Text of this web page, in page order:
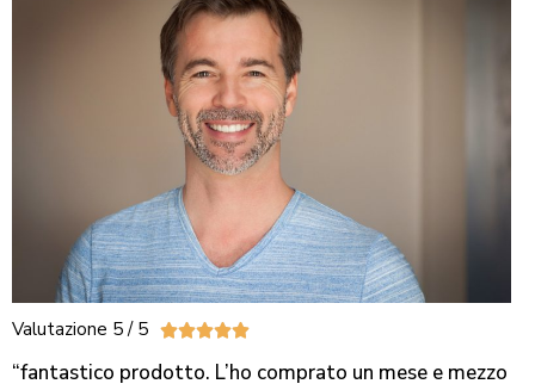
Valutazione 5 / 5 
“fantastico prodotto. L’ho comprato un mese e mezzo